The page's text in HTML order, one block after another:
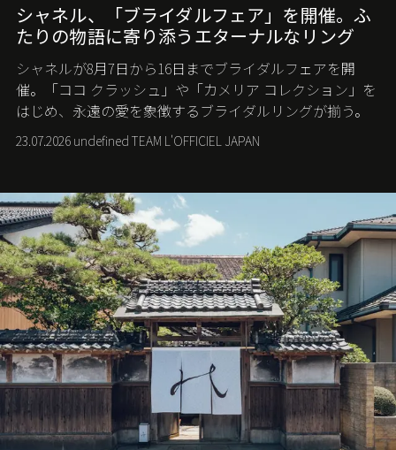
シャネル、「ブライダルフェア」を開催。ふ
たりの物語に寄り添うエターナルなリング
シャネルが8月7日から16日までブライダルフェアを開
催。「ココ クラッシュ」や「カメリア コレクション」を
はじめ、永遠の愛を象徴するブライダルリングが揃う。
23.07.2026 undefined TEAM L'OFFICIEL JAPAN